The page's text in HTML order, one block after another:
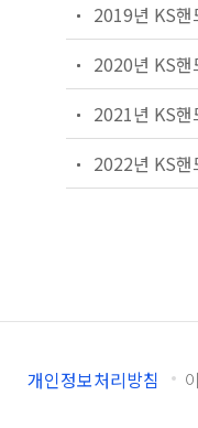
2019년 KS
2020년 KS
2021년 KS
2022년 KS
개인정보처리방침